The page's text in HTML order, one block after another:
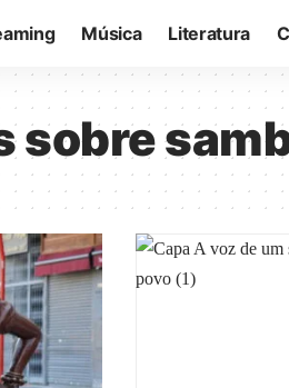
Música Literatura
sobre